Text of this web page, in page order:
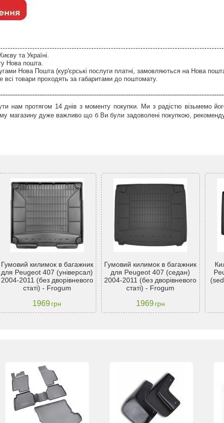
та Україні.
Нова пошта.
Нова Пошта (кур'єрські послуги платні, замовляються на Нова
товари проходять за габаритами до поштомату.
нам протягом 14 днів з моменту покупки. Ми з радістю візьмемо
магазину дуже важливо що б Ви були задоволені покупкою,
Гумовий килимок в багажник
для Peugeot 407 (універсал)
2004-2011 (без дворівневого
статі) - Frogum
1969грн
Гумовий килимок в багажник
для Peugeot 407 (седан)
2004-2011 (без дворівневого
статі) - Frogum
1969грн